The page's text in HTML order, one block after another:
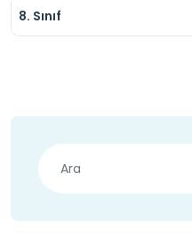
8. Sınıf